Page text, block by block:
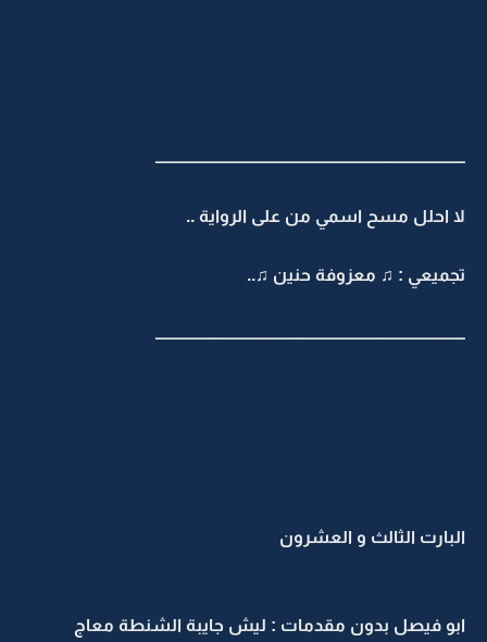
ـــــــــــــــــــــــــــــــــــــــــــــــــــــــــــــــــــــــــــــــــــــــــــــــ
لا احلل مسح اسمي من على الرواية ..
تجميعي : ♫ معزوفة حنين ♫..
ـــــــــــــــــــــــــــــــــــــــــــــــــــــــــــــــــــــــــــــــــــــــــــــــ
البارت الثالث و العشرون
ابو فيصل بدون مقدمات : ليش جايبة الشنطة معاج